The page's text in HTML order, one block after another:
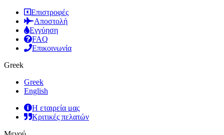
Επιστροφές
Αποστολή
Εγγύηση
FAQ
Επικοινωνία
Greek
Greek
English
Η εταιρεία μας
Κριτικές πελατών